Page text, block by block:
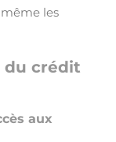
les
du crédit
aux